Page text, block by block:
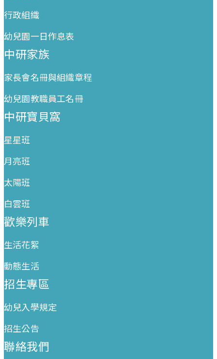
行政組織
幼兒園一日作息表
中研家族
家長會名冊與組織章程
幼兒園教職員工名冊
中研寶貝窩
星星班
月亮班
太陽班
白雲班
歡樂列車
生活花絮
動態生活
招生專區
幼兒入學規定
招生公告
聯絡我們